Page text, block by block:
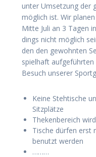
unter Umset­zung der
mög­lich ist. Wir
Mit­te Juli an 3 Tagen
dings nicht mög­lich
den den gewohn­ten
spiel­haft auf­ge­führ­ten
Besuch unse­rer
Kei­ne Steh­ti­sche
Sitzplätze
The­ken­be­reich
Tische dür­fen erst
benutzt werden
………